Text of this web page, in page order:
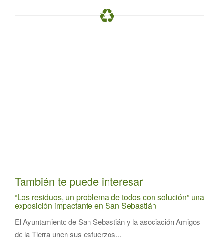
También te puede interesar
“Los residuos, un problema de todos con solución” una
exposición impactante en San Sebastián
El Ayuntamiento de San Sebastián y la asociación Amigos
de la Tierra unen sus esfuerzos...